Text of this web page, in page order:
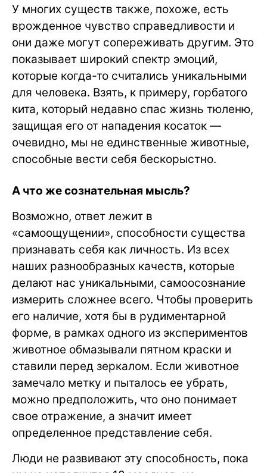
У многих существ также, похоже, есть
врожденное чувство справедливости и
они даже могут сопереживать другим. Это
показывает широкий спектр эмоций,
которые когда-то считались уникальными
для человека. Взять, к примеру, горбатого
кита, который недавно спас жизнь тюленю,
защищая его от нападения косаток —
очевидно, мы не единственные животные,
способные вести себя бескорыстно.
А что же сознательная мысль?
Возможно, ответ лежит в
«самоощущении», способности существа
признавать себя как личность. Из всех
наших разнообразных качеств, которые
делают нас уникальными, самоосознание
измерить сложнее всего. Чтобы проверить
его наличие, хотя бы в рудиментарной
форме, в рамках одного из экспериментов
животное обмазывали пятном краски и
ставили перед зеркалом. Если животное
замечало метку и пыталось ее убрать,
можно предположить, что оно понимает
свое отражение, а значит имеет
определенное представление себя.
Люди не развивают эту способность, пока